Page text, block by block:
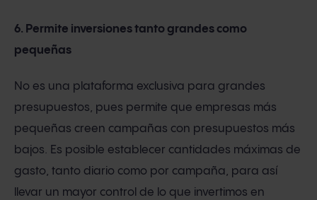
6. Permite inversiones tanto grandes como
pequeñas
No es una plataforma exclusiva para grandes
presupuestos, pues permite que empresas más
pequeñas creen campañas con presupuestos más
bajos. Es posible establecer cantidades máximas de
gasto, tanto diario como por campaña, para así
llevar un mayor control de lo que invertimos en